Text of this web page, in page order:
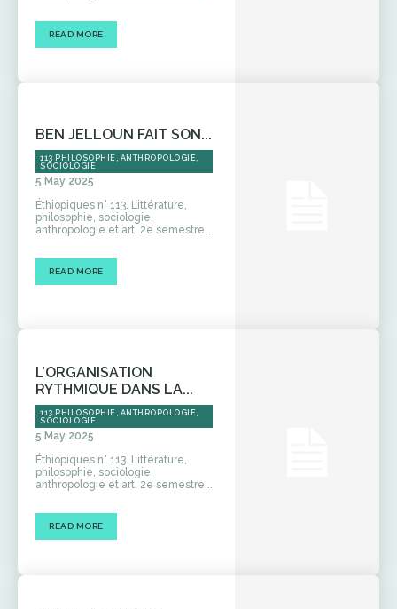
READ MORE
BEN JELLOUN FAIT SON...
113 PHILOSOPHIE, ANTHROPOLOGIE,
SOCIOLOGIE
5 May 2025
Éthiopiques n° 113. Littérature,
philosophie, sociologie,
anthropologie et art. 2e semestre...
READ MORE
L’ORGANISATION
RYTHMIQUE DANS LA...
113 PHILOSOPHIE, ANTHROPOLOGIE,
SOCIOLOGIE
5 May 2025
Éthiopiques n° 113. Littérature,
philosophie, sociologie,
anthropologie et art. 2e semestre...
READ MORE